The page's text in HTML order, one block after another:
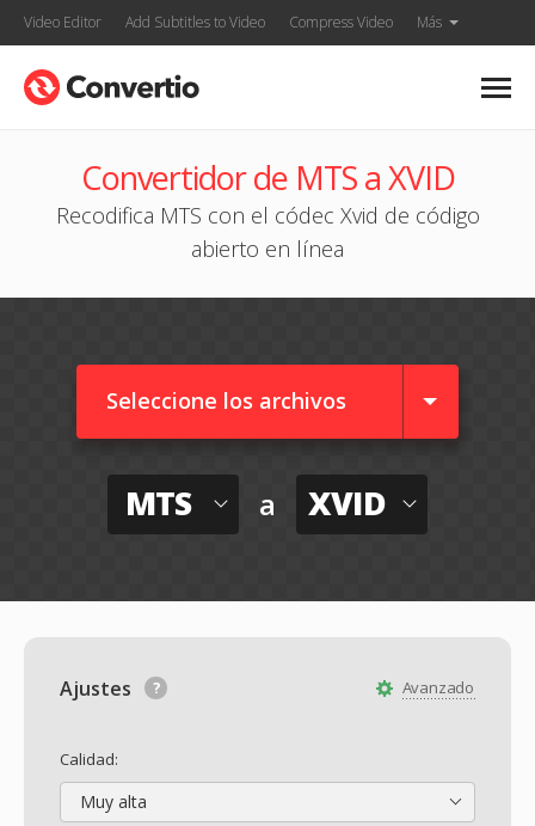
Video Editor Add Subtitles to Video Compress Video Más
Convertidor de MTS a XVID
Recodifica MTS con el códec Xvid de código
abierto en línea
Seleccione los archivos
MTS a XVID
Avanzado
Ajustes
Calidad:
Muy alta